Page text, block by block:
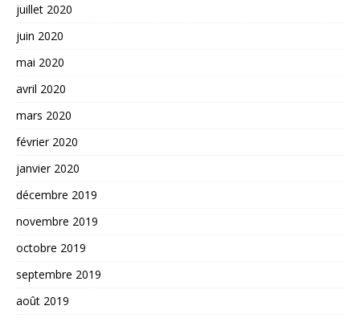
juillet 2020
juin 2020
mai 2020
avril 2020
mars 2020
février 2020
janvier 2020
décembre 2019
novembre 2019
octobre 2019
septembre 2019
août 2019